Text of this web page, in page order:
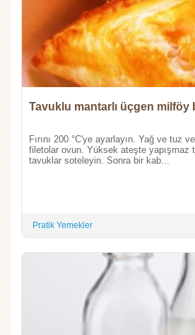
Tavuklu mantarlı üçgen milföy
Fırını 200 °C'ye ayarlayın. Yağ ve tuz
filetolar ovun. Yüksek ateşte yapışmaz
tavuklar soteleyin. Sonra bir kab...
Pratik Yemekler